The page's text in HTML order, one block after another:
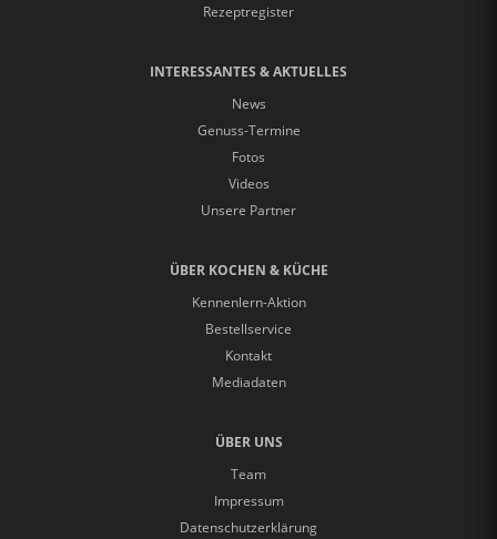
Rezeptregister
INTERESSANTES & AKTUELLES
News
Genuss-Termine
Fotos
Videos
Unsere Partner
ÜBER KOCHEN & KÜCHE
Kennenlern-Aktion
Bestellservice
Kontakt
Mediadaten
ÜBER UNS
Team
Impressum
Datenschutzerklärung